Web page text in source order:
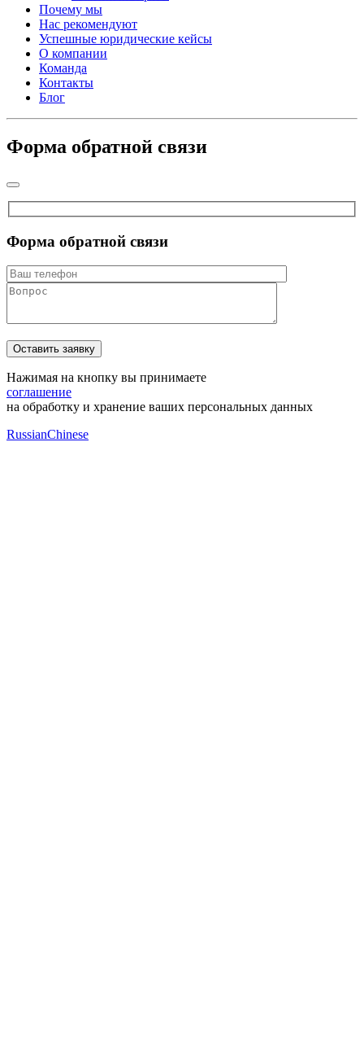
Почему мы
Нас рекомендуют
Успешные юридические кейсы
О компании
Команда
Контакты
Блог
Форма обратной связи
Форма обратной связи
Нажимая на кнопку вы принимаете
соглашение
на обработку и хранение ваших персональных данных
RussianChinese